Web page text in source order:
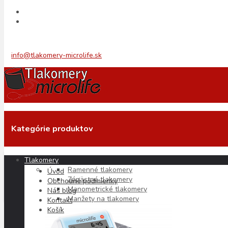
Táto stránka využíva súbory „cookie“
Používaním tejto stránky súhlasíte s naším používaním súborov
Rozumiem
Čítať viac
×
info@tlakomery-microlife.sk
Kategórie produktov
Tlakomery
Ramenné tlakomery
Zápästné tlakomery
Manometrické tlakomery
Manžety na tlakomery
Úvod
Obchodné podmienky
Náš blog
Kontakt
Košík
Hlavná stránka
Teplomery s pevnou špicou /
Bezdotykové teplomery
Teplomery s pevnou špicou
Teplomery s ohybnou špicou
Filtrovanie produktov